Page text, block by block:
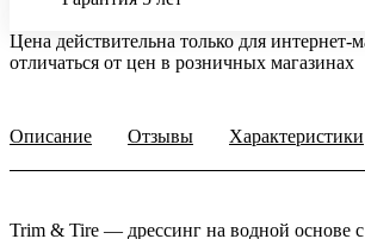
Цена действительна только для интернет-
отличаться от цен в розничных магазинах
Описание Отзывы Характеристики
Trim & Tire — дрессинг на водной основе